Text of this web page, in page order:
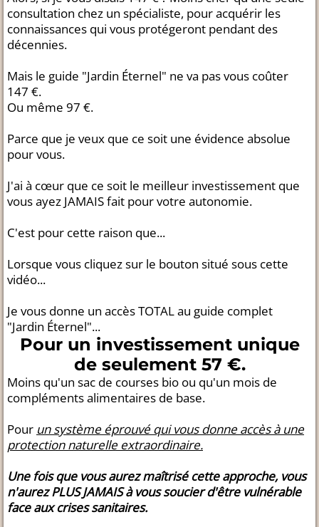
consultation chez un spécialiste, pour acquérir les
connaissances qui vous protégeront pendant des
décennies.
Mais le guide "Jardin Éternel" ne va pas vous coûter
147 €.
Ou même 97 €.
Parce que je veux que ce soit une évidence absolue
pour vous.
J'ai à cœur que ce soit le meilleur investissement que
vous ayez JAMAIS fait pour votre autonomie.
C'est pour cette raison que...
Lorsque vous cliquez sur le bouton situé sous cette
vidéo...
Je vous donne un accès TOTAL au guide complet
"Jardin Éternel"...
Pour un investissement unique
de seulement 57 €.
Moins qu'un sac de courses bio ou qu'un mois de
compléments alimentaires de base.
Pour un système éprouvé qui vous donne accès à une
protection naturelle extraordinaire.
Une fois que vous aurez maîtrisé cette approche, vous
n'aurez PLUS JAMAIS à vous soucier d'être vulnérable
face aux crises sanitaires.